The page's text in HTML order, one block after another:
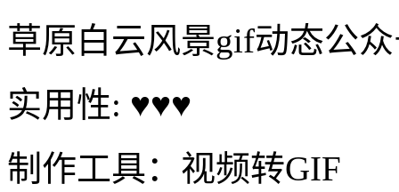
草原白云风景gif动态公
实用性: ♥♥♥
制作工具：视频转GIF